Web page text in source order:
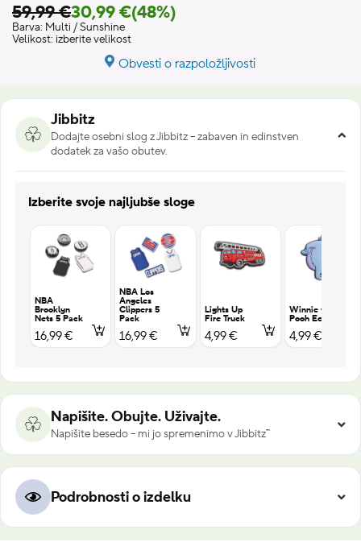
59,99 €30,99 €(48%)
Barva: Multi / Sunshine
Velikost: izberite velikost
Obvesti o razpoložljivosti
Jibbitz
Dodajte osebni slog z Jibbitz – zabaven in edinstven
dodatek za vašo obutev.
Izberite svoje najljubše sloge
NBA
Brooklyn
Nets 5 Pack
16,99 €
NBA Los
Angeles
Clippers 5
Pack
16,99 €
Lights Up
Fire Truck
4,99 €
Winnie the
Pooh Eeyore
4,99 €
Napišite. Obujte. Uživajte.
Napišite besedo – mi jo spremenimo v Jibbitz™
Podrobnosti o izdelku